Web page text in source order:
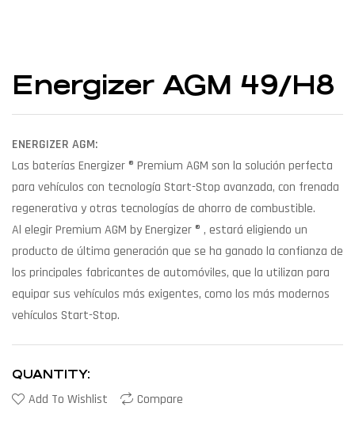
Energizer AGM 49/H8
ENERGIZER AGM:
Las baterías Energizer ® Premium AGM son la solución perfecta
para vehículos con tecnología Start-Stop avanzada, con frenada
regenerativa y otras tecnologías de ahorro de combustible.
Al elegir Premium AGM by Energizer ® , estará eligiendo un
producto de última generación que se ha ganado la confianza de
los principales fabricantes de automóviles, que la utilizan para
equipar sus vehículos más exigentes, como los más modernos
vehículos Start-Stop.
QUANTITY:
Add To Wishlist Compare